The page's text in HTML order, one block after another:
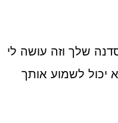
שלך וזה עושה לי
יכול לשמוע אותך